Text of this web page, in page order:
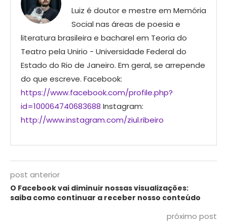
Luiz é doutor e mestre em Memória
Social nas áreas de poesia e
literatura brasileira e bacharel em Teoria do
Teatro pela Unirio - Universidade Federal do
Estado do Rio de Janeiro. Em geral, se arrepende
do que escreve. Facebook:
https://www.facebook.com/profile.php?
id=100064740683688 Instagram:
http://www.instagram.com/ziul.ribeiro
post anterior
O Facebook vai diminuir nossas visualizações:
saiba como continuar a receber nosso conteúdo
próximo post